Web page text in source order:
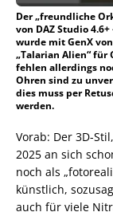
Der „freundliche
von DAZ Studio
wurde mit GenX
„Talarian Alien“ für
fehlen allerdings
Ohren sind zu
dies muss per
werden.
Vorab: Der 3D-
2025 an sich
noch als
künstlich,
auch für viele